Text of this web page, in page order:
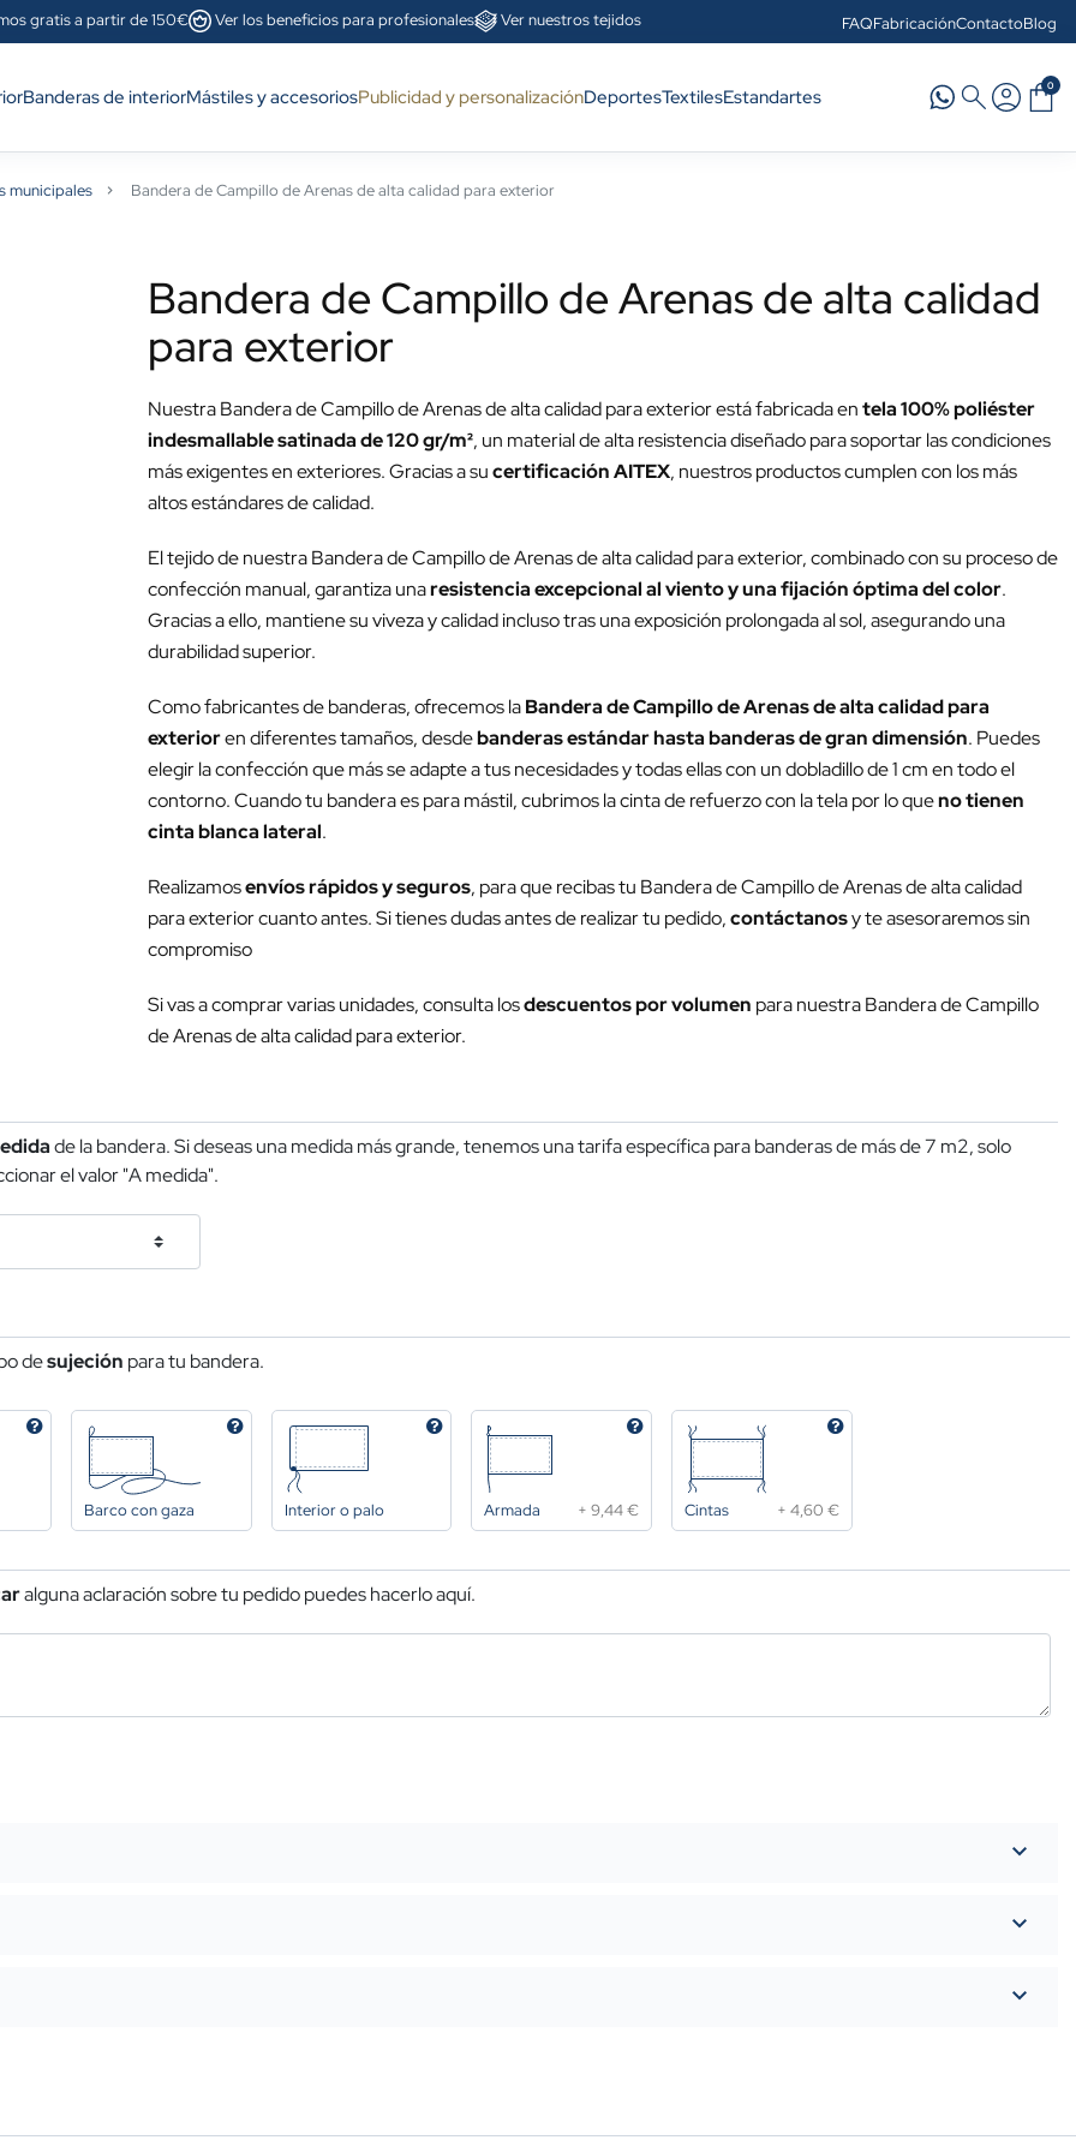
gratis a partir de 150€ Ver los beneficios para profesionales Ver nuestros tejidos FAQFabricaciónContactoBlog
Banderas de interiorMástiles y accesoriosPublicidad y personalizaciónDeportesTextilesEstandartes 0
municipales Bandera de Campillo de Arenas de alta calidad para exterior
Bandera de Campillo de Arenas de alta calidad
para exterior
Nuestra Bandera de Campillo de Arenas de alta calidad para exterior está fabricada entela 100% poliéster
indesmallable satinada de 120 gr/m², un material de alta resistencia diseñado para soportar las condiciones
más exigentes en exteriores. Gracias a sucertificación AITEX, nuestros productos cumplen con los más
altos estándares de calidad.
El tejido de nuestra Bandera de Campillo de Arenas de alta calidad para exterior, combinado con su proceso de
confección manual, garantiza unaresistencia excepcional al viento y una fijación óptima del color.
Gracias a ello, mantiene su viveza y calidad incluso tras una exposición prolongada al sol, asegurando una
durabilidad superior.
Como fabricantes de banderas, ofrecemos laBandera de Campillo de Arenas de alta calidad para
exterioren diferentes tamaños, desdebanderas estándar hasta banderas de gran dimensión. Puedes
elegir la confección que más se adapte a tus necesidades y todas ellas con un dobladillo de 1 cm en todo el
contorno. Cuando tu bandera es para mástil, cubrimos la cinta de refuerzo con la tela por lo queno tienen
cinta blanca lateral.
Realizamosenvíos rápidos y seguros, para que recibas tu Bandera de Campillo de Arenas de alta calidad
para exterior cuanto antes. Si tienes dudas antes de realizar tu pedido,contáctanosy te asesoraremos sin
compromiso
Si vas a comprar varias unidades, consulta losdescuentos por volumen para nuestra Bandera de Campillo
de Arenas de alta calidad para exterior.
de la bandera. Si deseas una medida más grande, tenemos una tarifa específica para banderas de más de 7 m2, solo
el valor "A medida".
desujeción para tu bandera.
Barco con gaza Interior o palo Armada +9,44 € Cintas +4,60 €
alguna aclaración sobre tu pedido puedes hacerlo aquí.